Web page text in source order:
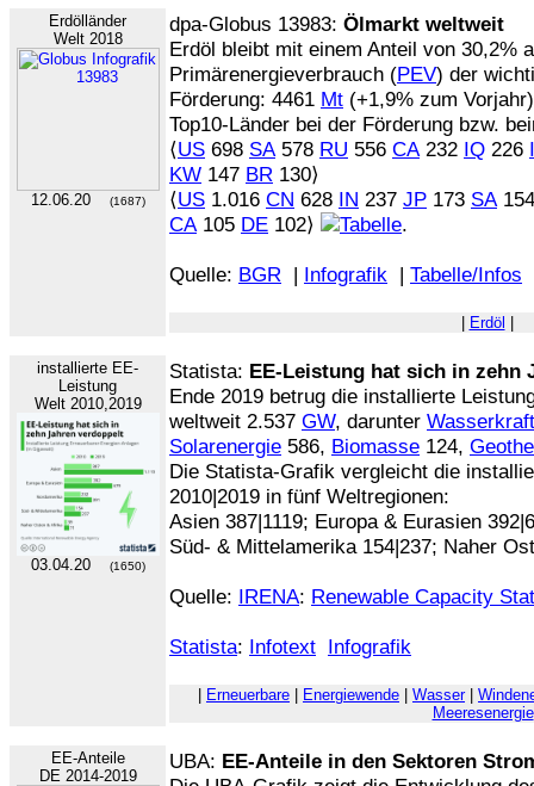
Erdölländer
Welt 2018
12.06.20 (1687)
dpa-Globus 13983: Ölmarkt weltweit
Erdöl bleibt mit einem Anteil von 30,2%
Primärenergieverbrauch (PEV) der
Förderung: 4461 Mt (+1,9% zum
Top10-Länder bei der Förderung bzw.
⟨US 698 SA578 RU 556 CA232 IQ 226
KW 147 BR 130⟩
⟨US 1.016 CN 628 IN 237 JP 173 SA
CA105 DE 102⟩ .
Quelle: BGR | Infografik | Tabelle/Infos
Erdöl
installierte EE-
Leistung
Welt 2010,2019
03.04.20 (1650)
Statista: EE-Leistung hat sich in zehn
Ende 2019 betrug die installierte
weltweit 2.537 GW, darunter Wasserkraft
Solarenergie 586, Biomasse 124,
Die Statista-Grafik vergleicht die
2010|2019 in fünf Weltregionen:
Asien 387|1119; Europa & Eurasien
Süd- & Mittelamerika 154|237; Naher
Quelle: IRENA: Renewable Capacity
Statista: Infotext Infografik
Erneuerbare Energiewende Wasser|
Meeresenergie
EE-Anteile
DE 2014-2019
UBA: EE-Anteile in den Sektoren